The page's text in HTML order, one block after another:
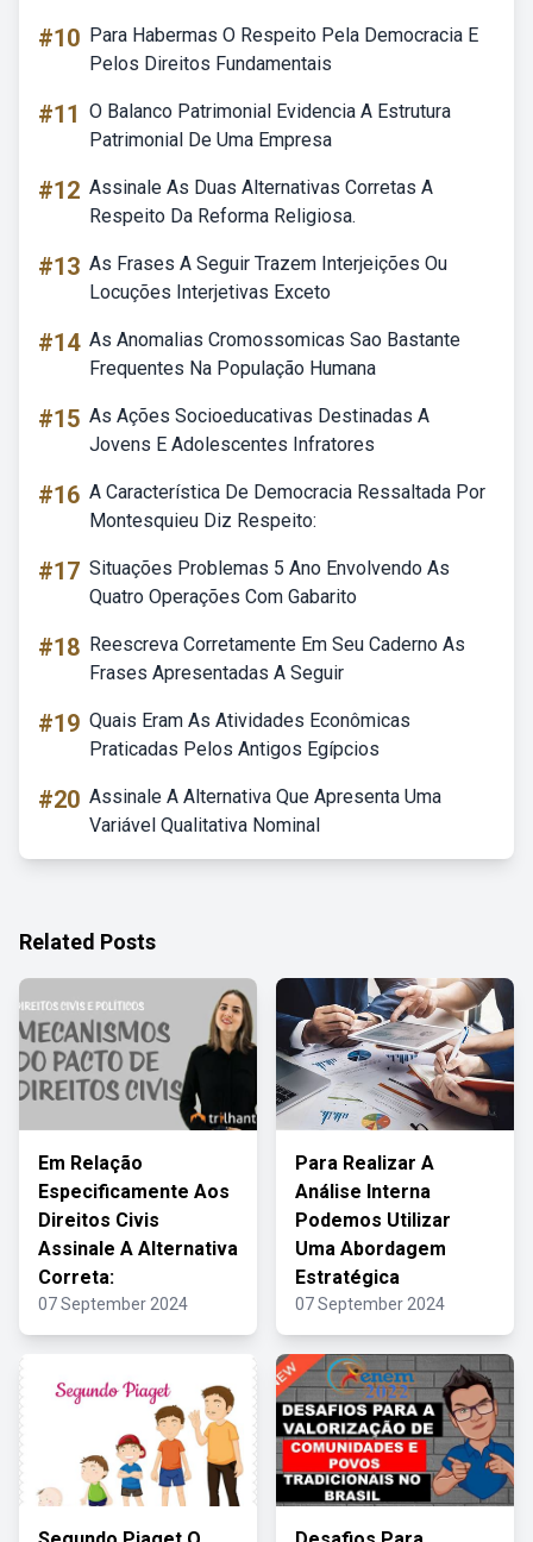
#10 Para Habermas O Respeito Pela Democracia E
Pelos Direitos Fundamentais
#11 O Balanco Patrimonial Evidencia A Estrutura
Patrimonial De Uma Empresa
#12 Assinale As Duas Alternativas Corretas A
Respeito Da Reforma Religiosa.
#13 As Frases A Seguir Trazem Interjeições Ou
Locuções Interjetivas Exceto
#14 As Anomalias Cromossomicas Sao Bastante
Frequentes Na População Humana
#15 As Ações Socioeducativas Destinadas A
Jovens E Adolescentes Infratores
#16 A Característica De Democracia Ressaltada Por
Montesquieu Diz Respeito:
#17 Situações Problemas 5 Ano Envolvendo As
Quatro Operações Com Gabarito
#18 Reescreva Corretamente Em Seu Caderno As
Frases Apresentadas A Seguir
#19 Quais Eram As Atividades Econômicas
Praticadas Pelos Antigos Egípcios
#20 Assinale A Alternativa Que Apresenta Uma
Variável Qualitativa Nominal
Related Posts
Em Relação
Especificamente Aos
Direitos Civis
Assinale A Alternativa
Correta:
07 September 2024
Para Realizar A
Análise Interna
Podemos Utilizar
Uma Abordagem
Estratégica
07 September 2024